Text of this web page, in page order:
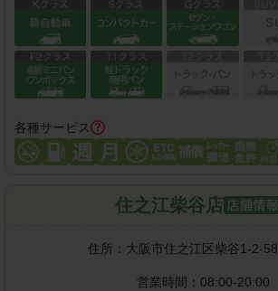
各種サービス
住之江柴谷店
住所： 大阪市住之江区柴谷1-2-58
営業時間： 08:00-20:00